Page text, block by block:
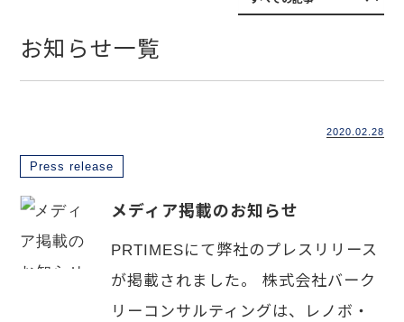
お知らせ一覧
2020.02.28
Press release
メディア掲載のお知らせ
PRTIMESにて弊社のプレスリリース
が掲載されました。 株式会社バーク
リーコンサルティングは、レノボ・